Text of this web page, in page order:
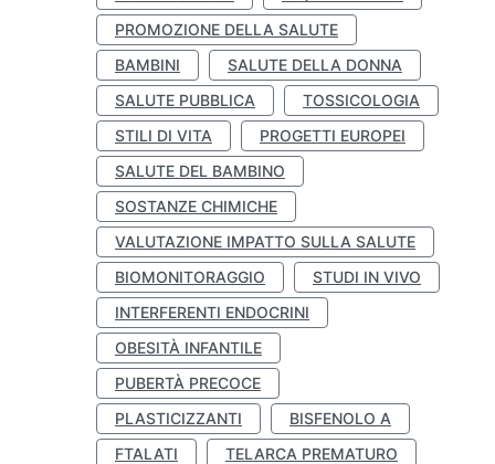
PROMOZIONE DELLA SALUTE
BAMBINI
SALUTE DELLA DONNA
SALUTE PUBBLICA
TOSSICOLOGIA
STILI DI VITA
PROGETTI EUROPEI
SALUTE DEL BAMBINO
SOSTANZE CHIMICHE
VALUTAZIONE IMPATTO SULLA SALUTE
BIOMONITORAGGIO
STUDI IN VIVO
INTERFERENTI ENDOCRINI
OBESITÀ INFANTILE
PUBERTÀ PRECOCE
PLASTICIZZANTI
BISFENOLO A
FTALATI
TELARCA PREMATURO